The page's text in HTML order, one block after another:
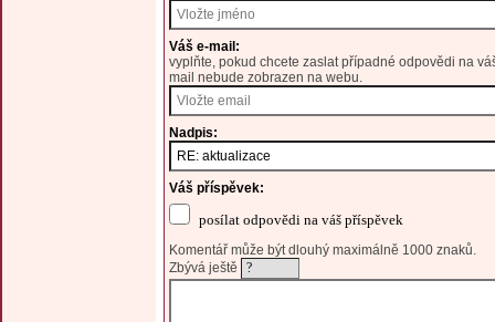
Váš e-mail:
vyplňte, pokud chcete zaslat případné odpovědi na
mail nebude zobrazen na webu.
Nadpis:
Váš příspěvek:
posílat odpovědi na váš příspěvek
Komentář může být dlouhý maximálně 1000 znaků.
Zbývá ještě